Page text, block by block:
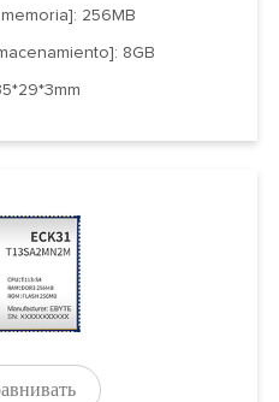
256MB
8GB